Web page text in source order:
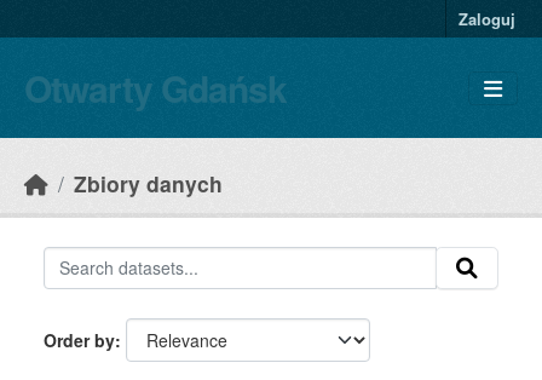
Zaloguj
Otwarty Gdańsk
Zbiory danych
Order by